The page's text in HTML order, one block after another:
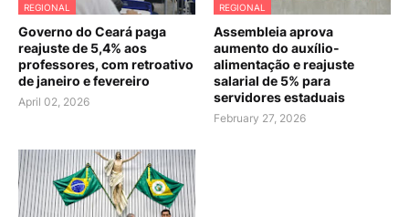
REGIONAL
Governo do Ceará paga
reajuste de 5,4% aos
professores, com retroativo
de janeiro e fevereiro
April 02, 2026
REGIONAL
Assembleia aprova
aumento do auxílio-
alimentação e reajuste
salarial de 5% para
servidores estaduais
February 27, 2026